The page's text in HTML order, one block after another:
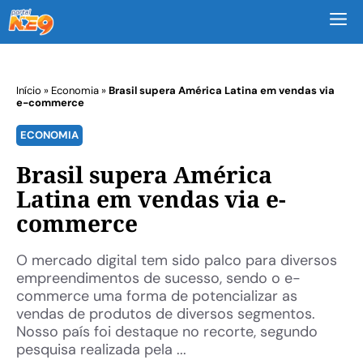
Início » Economia»Brasil supera América Latina em vendas via
e-commerce
ECONOMIA
Brasil supera América
Latina em vendas via e-
commerce
O mercado digital tem sido palco para diversos
empreendimentos de sucesso, sendo o e-
commerce uma forma de potencializar as
vendas de produtos de diversos segmentos.
Nosso país foi destaque no recorte, segundo
pesquisa realizada pela ...